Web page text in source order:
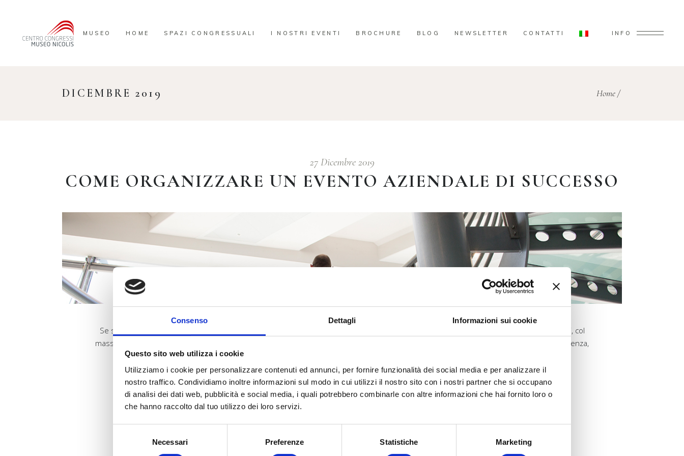
Consenso Dettagli Informazioni sui cookie
Questo sito web utilizza i cookie
Utilizziamo i cookie per personalizzare contenuti ed annunci, per fornire funzionalità dei social media e per analizzare il
nostro traffico. Condividiamo inoltre informazioni sul modo in cui utilizzi il nostro sito con i nostri partner che si occupano
di analisi dei dati web, pubblicità e social media, i quali potrebbero combinarle con altre informazioni che hai fornito loro o
che hanno raccolto dal tuo utilizzo dei loro servizi.
Necessari Preferenze Statistiche Marketing
MUSEO HOME SPAZI CONGRESSUALI I NOSTRI EVENTI BROCHURE BLOG NEWSLETTER CONTATTI INFO
DICEMBRE 2019 Home/
27 Dicembre 2019
COME ORGANIZZARE UN EVENTO AZIENDALE DI SUCCESSO
Se stai per leggere questo articolo è perché il tuo obiettivo è realizzare facilmente un evento di successo. Come si dice: “chiavi in mano”, col
massimo risultato e minimo sforzo! Che si tratti di una riunione di lavoro, un convegno, il lancio di un nuovo prodotto oppure di una ricorrenza,
READ MORE